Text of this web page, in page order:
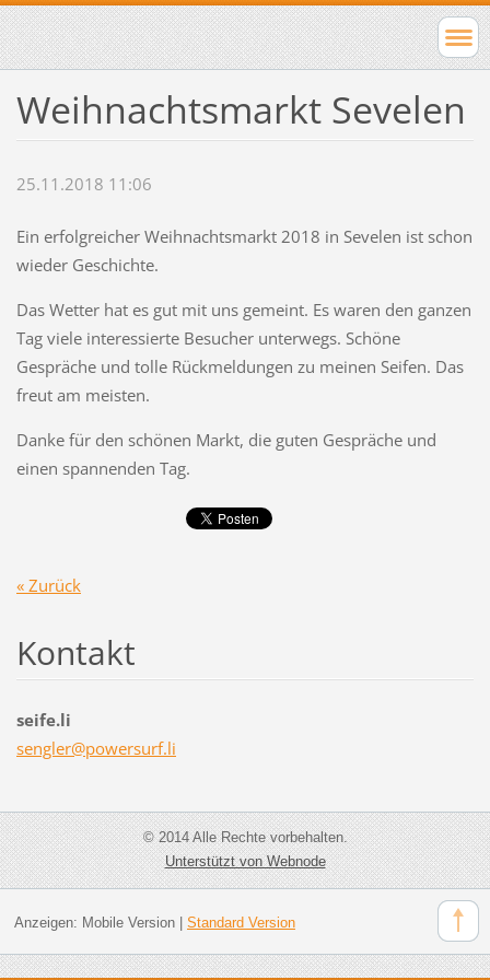
Weihnachtsmarkt Sevelen
25.11.2018 11:06
Ein erfolgreicher Weihnachtsmarkt 2018 in Sevelen ist schon
wieder Geschichte.
Das Wetter hat es gut mit uns gemeint. Es waren den ganzen
Tag viele interessierte Besucher unterwegs. Schöne
Gespräche und tolle Rückmeldungen zu meinen Seifen. Das
freut am meisten.
Danke für den schönen Markt, die guten Gespräche und
einen spannenden Tag.
« Zurück
Kontakt
seife.li
sengler@powersurf.li
© 2014 Alle Rechte vorbehalten.
Unterstützt von Webnode
Anzeigen: Mobile Version| Standard Version